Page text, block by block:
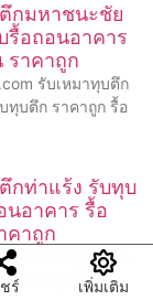
กมหาชนะชัย
รื้อถอนอาคาร
ราคาถูก
รับเหมาทุบตึก
ทุบตึก ราคาถูก รื้อ
กท่าแร้ง รับทุบ
นอาคาร รื้อ
คาถูก
รับเหมาทุบตึก
ราคาถูก รื้อถอน
ร์ เพิ่มเติม